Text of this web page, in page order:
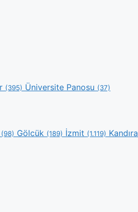
(395) Üniversite Panosu (37)
(98) Gölcük (189) İzmit (1.119) Kandıra